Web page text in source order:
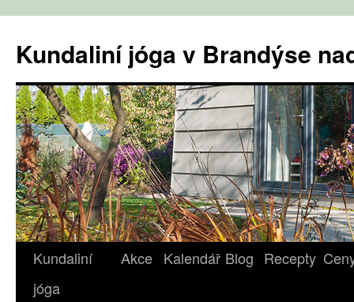
obsahu
webu
Kundaliní jóga v Brandýse
Kundaliní
jóga
Akce Kalendář Blog Recepty